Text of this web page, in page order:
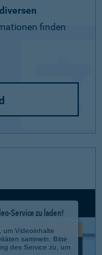
finden
Service zu laden!
um Videoinhalte
sammeln. Bitte
des Service zu, um